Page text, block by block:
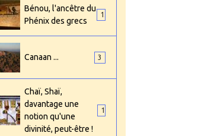
Bénou, l'ancêtre du
Phénix des grecs
Canaan ... 3
Chaï, Shaï,
davantage une
notion qu'une
divinité, peut-être !